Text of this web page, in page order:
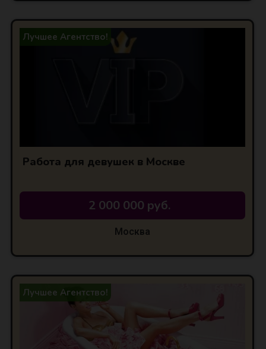
Лучшее Агентство!
Работа для девушек в Москве
2 000 000 руб.
Москва
Лучшее Агентство!